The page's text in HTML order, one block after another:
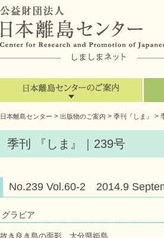
日本離島センター > 出版物のご案内 > 季刊『しま』 >
季刊 『しま』｜239号
No.239 Vol.60-2 2014.9
グラビア
故き良き島の面影 大分県姫島